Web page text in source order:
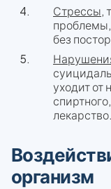
Стрессы,
без
уходит
лекарство.
организм